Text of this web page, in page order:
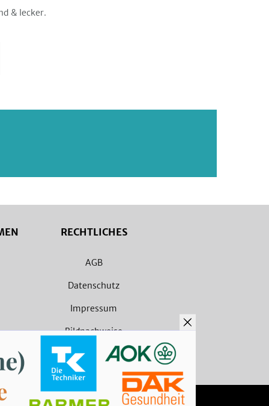
& lecker.
RECHTLICHES
AGB
Datenschutz
Impressum
Bildnachweise
Barrierefreiheit